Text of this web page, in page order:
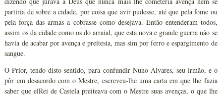
partiria de sobre a cidade, por coisa que avir pudesse, até que pela fome ou
pela força das armas a cobrasse como desejava. Então entenderam todos,
assim os da cidade como os do arraial, que esta nova e grande guerra não se
havia de acabar por avença e preitesia, mas sim por ferro e espargimento de
sangue.
O Prior, tendo disto sentido, para confundir Nuno Álvares, seu irmão, e o
pôr em desacordo com o Mestre, escreveu-lhe uma carta em que lhe fazia
saber que elRei de Castela preiteava com o Mestre suas avenças, o que lhe